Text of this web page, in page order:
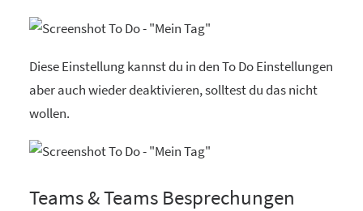
Diese Einstellung kannst du in den To Do Einstellungen
aber auch wieder deaktivieren, solltest du das nicht
wollen.
Teams & Teams Besprechungen